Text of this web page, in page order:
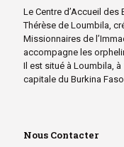
Le Centre d’Accueil des
Thérèse de Loumbila,
Missionnaires de
accompagne les
Il est situé à Loumbila,
capitale du Burkina Faso.
Nous Contacter